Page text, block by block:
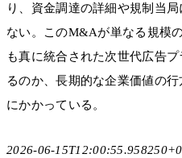
り、資金調達の詳細や規制当
ない。このM&Aが単なる規模
も真に統合された次世代広告
るのか、長期的な企業価値の
にかかっている。
2026-06-